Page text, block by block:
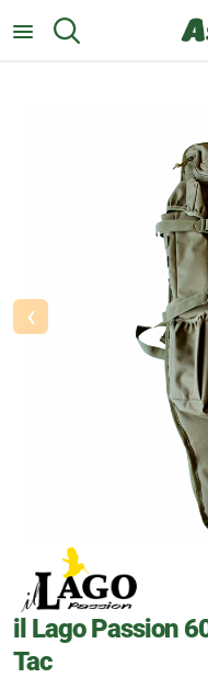
‹
il Lago Passion
Tac